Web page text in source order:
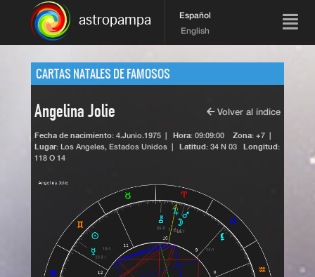
astropampa
Español
English
CARTAS NATALES DE FAMOSOS
Angelina Jolie Volver al índice
Fecha de nacimiento: 4.Junio.1975 Hora: 09:09:00 Zona: +7 |
Lugar: Los Angeles, Estados Unidos Latitud: 34 N 03 Longitud:
118 O 14